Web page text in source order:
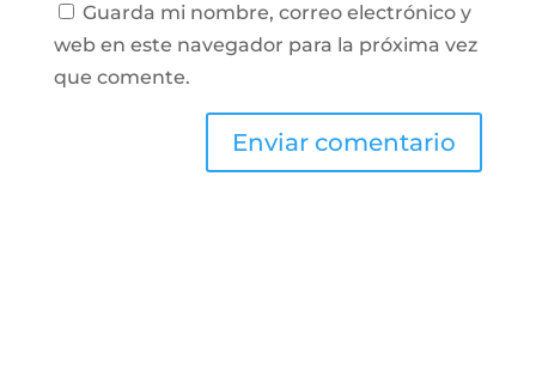
Guarda mi nombre, correo electrónico y
web en este navegador para la próxima vez
que comente.